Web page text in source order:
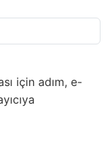
için adım, e-